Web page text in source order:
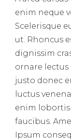
enim neque
Scelerisque
ut. Rhoncus
dignissim
ornare
justo donec
luctus
enim lobortis
faucibus.
Ipsum